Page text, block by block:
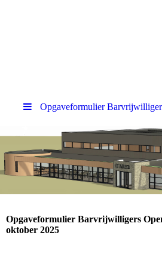
Opgaveformulier
Opgaveformulier Barvrijwilligers
oktober 2025